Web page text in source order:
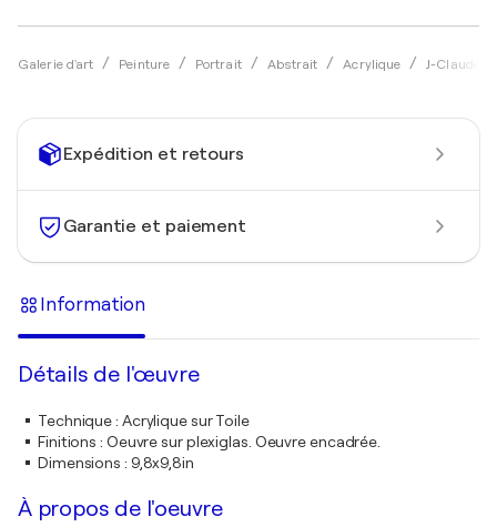
Galerie d'art Peinture Portrait Abstrait Acrylique J-Claude
Expédition et retours
Garantie et paiement
Information
Détails de l'œuvre
Technique: Acrylique sur Toile
Finitions : Oeuvre sur plexiglas. Oeuvre encadrée.
Dimensions : 9,8x9,8in
À propos de l'oeuvre